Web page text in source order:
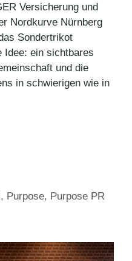
Versicherung und
Nordkurve Nürnberg
Sondertrikot
Idee: ein sichtbares
und die
in schwierigen wie in
, Purpose, Purpose PR